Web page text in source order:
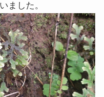
ました。